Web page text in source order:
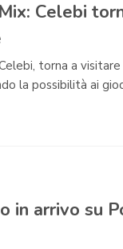
Celebi
torna a visitare
la possibilità ai
in arrivo su